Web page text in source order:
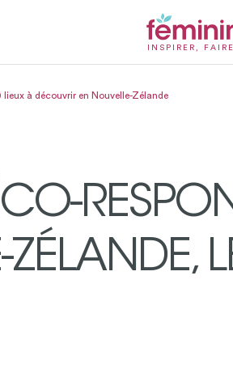
INSPIRER,
lieux à découvrir en Nouvelle-Zélande
ZÉLANDE,